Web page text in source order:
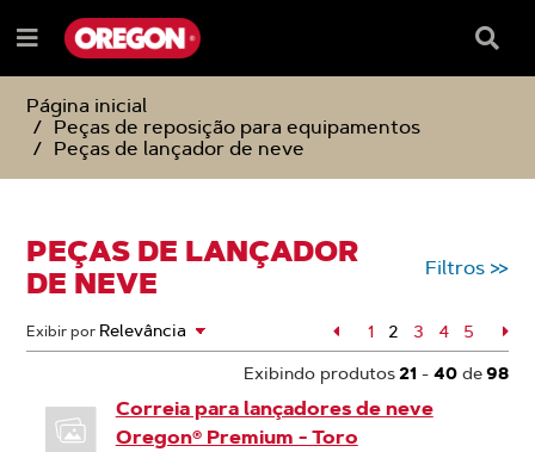
IGNORAR
SEGUIR
PARA
CONTEÚDO
IGNORAR
SEGUIR
PARA
MENU
NAVEGAÇÃO
Menu
Caixa
de
Página inicial
Peças de reposição para equipamentos
Peças de lançador de neve
PEÇAS DE LANÇADOR
DE NEVE
Filtros >>
Exibir por
Página
Página
1 2 Página
3 Página
4 Página
5
Exibindo produtos21 - 40de98
Correia para lançadores de neve
Oregon® Premium - Toro